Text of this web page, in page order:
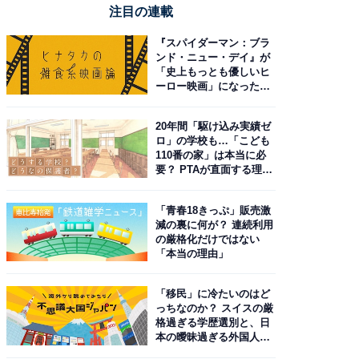
注目の連載
『スパイダーマン：ブラ
ンド・ニュー・デイ』が
「史上もっとも優しいヒ
ーロー映画」になった理
20年間「駆け込み実績ゼ
ロ」の学校も…「こども
110番の家」は本当に必
要？ PTAが直面する理想
「青春18きっぷ」販売激
減の裏に何が？ 連続利用
の厳格化だけではない
「本当の理由」
「移民」に冷たいのはど
っちなのか？ スイスの厳
格過ぎる学歴選別と、日
本の曖昧過ぎる外国人政